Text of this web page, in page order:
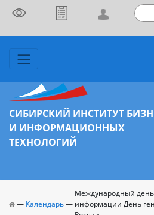
СИБИРСКИЙ ИНСТИТУТ
И ИНФОРМАЦИОННЫХ
ТЕХНОЛОГИЙ
— Календарь—
Международный день
информации День